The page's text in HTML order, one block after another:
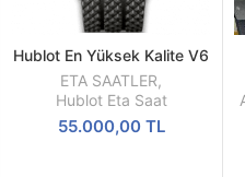
SEPETE
EKLE
Hublot En Yüksek Kalite V6
Versiyonu seri 301.PB.131
ETA SAATLER,
Hublot Eta Saat
55.000,00 TL